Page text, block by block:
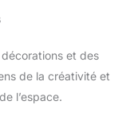
et des
de la créativité et
l’espace.